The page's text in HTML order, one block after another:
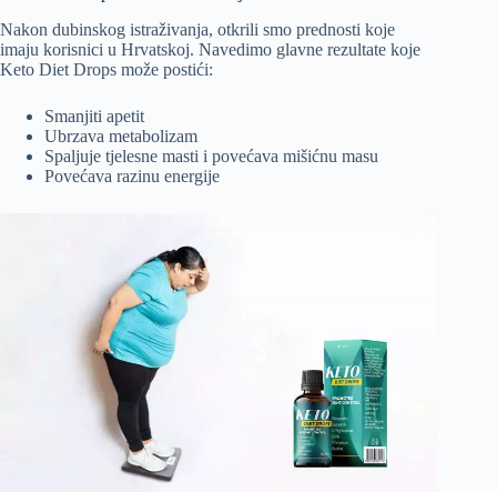
Nakon dubinskog istraživanja, otkrili smo prednosti koje
imaju korisnici u Hrvatskoj. Navedimo glavne rezultate koje
Keto Diet Drops može postići:
Smanjiti apetit
Ubrzava metabolizam
Spaljuje tjelesne masti i povećava mišićnu masu
Povećava razinu energije